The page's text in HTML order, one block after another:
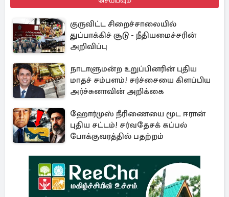
குருவிட்ட சிறைச்சாலையில்
துப்பாக்கிச் சூடு - நீதியமைச்சரின்
அறிவிப்பு
நாடாளுமன்ற உறுப்பினரின் புதிய
மாதச் சம்பளம்! சர்ச்சையை கிளப்பிய
அர்ச்சுனாவின் அறிக்கை
ஹோர்முஸ் நீரிணையை மூட ஈரான்
புதிய சட்டம்! சர்வதேசக் கப்பல்
போக்குவரத்தில் பதற்றம்